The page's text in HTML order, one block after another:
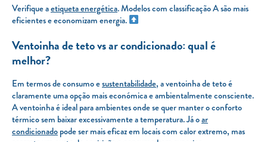
Verifique aetiqueta energética. Modelos com classificação A são mais
eficientes e economizam energia.
Ventoinha de teto vs ar condicionado: qual é
melhor?
Em termos de consumo esustentabilidade, a ventoinha de teto é
claramente uma opção mais económica e ambientalmente consciente.
A ventoinha é ideal para ambientes onde se quer manter o conforto
térmico sem baixar excessivamente a temperatura. Já oar
condicionadopode ser mais eficaz em locais com calor extremo, mas